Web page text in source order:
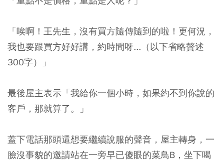
「唉啊！王先生，沒有買方隨傳隨到的啦！更何況，
我也要跟買方好好講，約時間呀...（以下省略贅述
300字）」
最後屋主表示「我給你一個小時，如果約不到你說的
客戶，那就算了。」
蓋下電話那頭還想要繼續說服的聲音，屋主轉身，一
臉沒事貌的邀請站在一旁早已傻眼的菜鳥B，坐下喝